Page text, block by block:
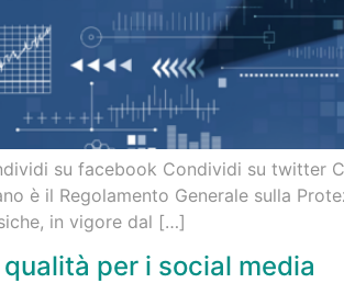
su facebook Condividi su twitter
è il Regolamento Generale sulla
in vigore dal […]
per i social media